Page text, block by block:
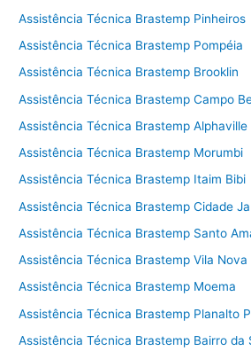
Assistência Técnica Brastemp Pinheiros
Assistência Técnica Brastemp Pompéia
Assistência Técnica Brastemp Brooklin
Assistência Técnica Brastemp Campo
Assistência Técnica Brastemp Alphaville
Assistência Técnica Brastemp Morumbi
Assistência Técnica Brastemp Itaim Bibi
Assistência Técnica Brastemp Cidade
Assistência Técnica Brastemp Santo
Assistência Técnica Brastemp Vila
Assistência Técnica Brastemp Moema
Assistência Técnica Brastemp Planalto
Assistência Técnica Brastemp Bairro da